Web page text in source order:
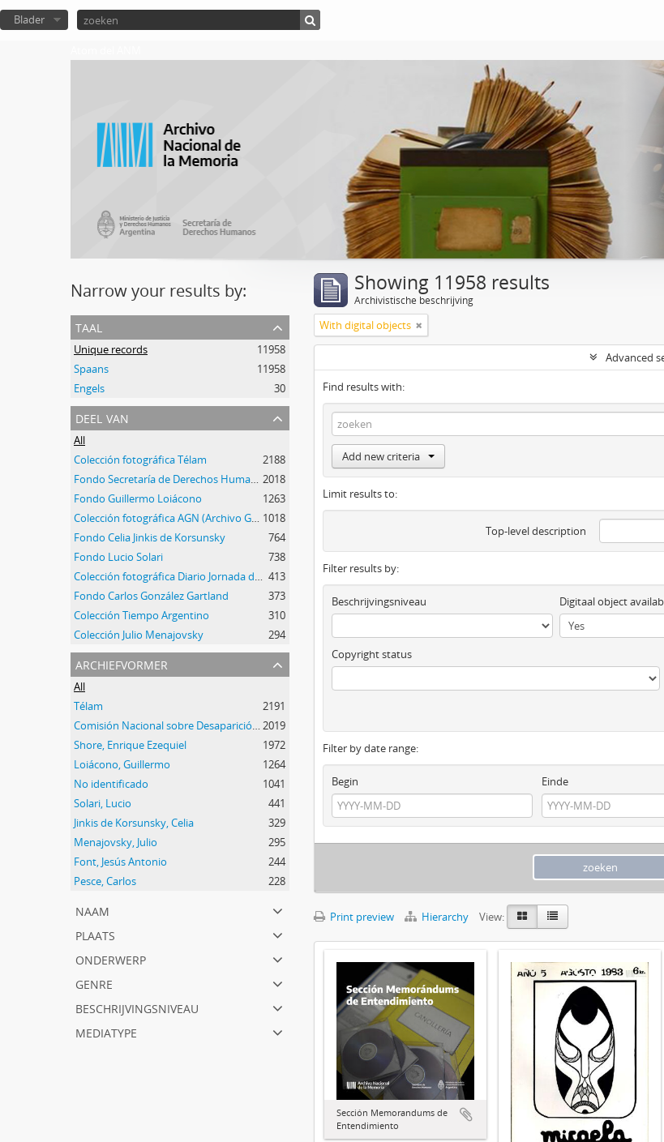
Blader
Narrow your results by:
taal
Unique records
11958
Spaans
11958
Engels
30
deel van
All
Colección fotográfica Télam
2188
2018
Fondo Guillermo Loiácono
1263
1018
Fondo Celia Jinkis de Korsunsky
764
Fondo Lucio Solari
738
413
Fondo Carlos González Gartland
373
Colección Tiempo Argentino
310
Colección Julio Menajovsky
294
archiefvormer
All
Télam
2191
2019
Shore, Enrique Ezequiel
1972
Loiácono, Guillermo
1264
No identificado
1041
Solari, Lucio
441
Jinkis de Korsunsky, Celia
329
Menajovsky, Julio
295
Font, Jesús Antonio
244
Pesce, Carlos
228
naam
plaats
onderwerp
genre
beschrijvingsniveau
mediatype
Showing 11958 results
Archivistische beschrijving
With digital objects
Advanced
Find results with:
Add new criteria
Limit results to:
Top-level description
Filter results by:
Beschrijvingsniveau Digitaal object
Copyright status
Filter by date range:
Begin
Einde
Print preview Hierarchy View:
Sección Memorandums de
Entendimiento